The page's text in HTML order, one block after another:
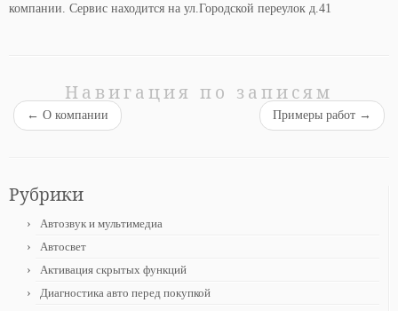
компании. Сервис находится на ул.Городской переулок д.41
Навигация по записям
← О компании Примеры работ →
Рубрики
Автозвук и мультимедиа
Автосвет
Активация скрытых функций
Диагностика авто перед покупкой